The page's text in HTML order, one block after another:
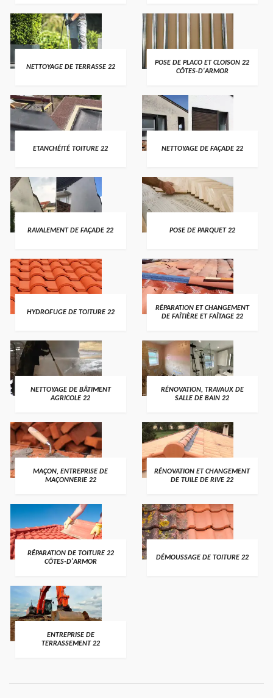
NETTOYAGE DE TERRASSE 22
POSE DE PLACO ET CLOISON 22
CÔTES-D'ARMOR
ETANCHÉITÉ TOITURE 22 NETTOYAGE DE FAÇADE 22
RAVALEMENT DE FAÇADE 22 POSE DE PARQUET 22
HYDROFUGE DE TOITURE 22
RÉPARATION ET CHANGEMENT
DE FAÎTIÈRE ET FAÎTAGE 22
NETTOYAGE DE BÂTIMENT
AGRICOLE 22
RÉNOVATION, TRAVAUX DE
SALLE DE BAIN 22
MAÇON, ENTREPRISE DE
MAÇONNERIE 22
RÉNOVATION ET CHANGEMENT
DE TUILE DE RIVE 22
RÉPARATION DE TOITURE 22
CÔTES-D'ARMOR
DÉMOUSSAGE DE TOITURE 22
ENTREPRISE DE
TERRASSEMENT 22